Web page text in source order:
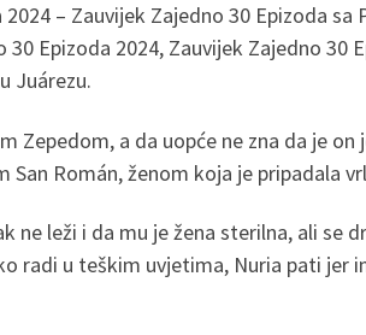
– Zauvijek Zajedno 30 Epizoda
30 Epizoda 2024, Zauvijek Zajedno
Juárezu.
Zepedom, a da uopće ne zna da je
San Román, ženom koja je pripadala
ne leži i da mu je žena sterilna, ali
radi u teškim uvjetima, Nuria pati jer